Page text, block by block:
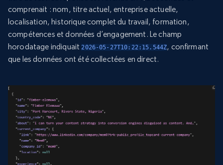
comprenait : nom, titre actuel, entreprise actuelle,
localisation, historique complet du travail, formation,
compétences et données d’engagement. Le champ
horodatage indiquait2026-05-27T10:22:15.544Z, confirmant
que les données ont été collectées en direct.